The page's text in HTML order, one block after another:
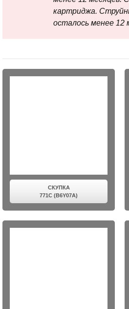
картриджа.
осталось менее 12
СКУПКА
771C (B6Y07A)